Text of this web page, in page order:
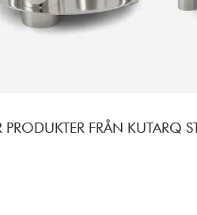
PRODUKTER FRÅN KUTARQ